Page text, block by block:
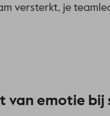
versterkt, je
van emotie bij